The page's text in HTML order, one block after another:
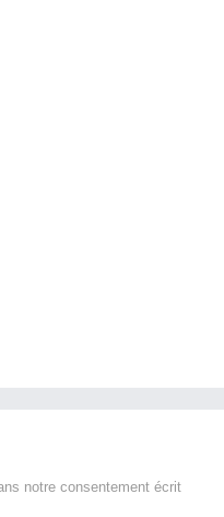
notre consentement écrit